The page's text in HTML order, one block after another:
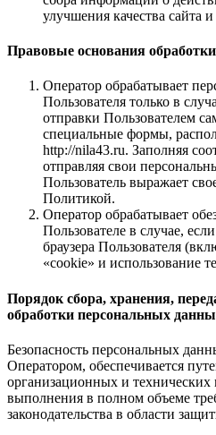
улучшения качества сайта
Правовые основания
Оператор обрабатывает
Пользователя только в
отправки Пользователем
специальные формы,
http://nila43.ru. Заполняя
отправляя свои
Пользователь выражает
Политикой.
Оператор обрабатывает
Пользователе в случае,
браузера Пользователя
«cookie» и использование
Порядок сбора, хранения,
обработки персональных
Безопасность персональных
Оператором, обеспечивается
организационных и
выполнения в полном объеме
законодательства в области